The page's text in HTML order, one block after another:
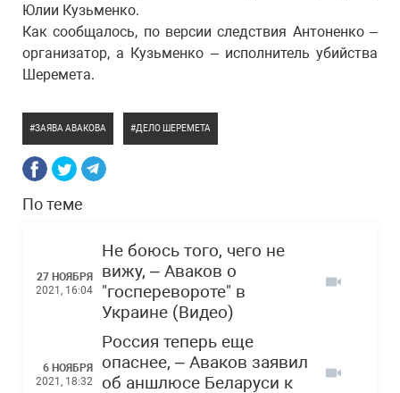
Юлии Кузьменко.
Как сообщалось, по версии следствия Антоненко –
организатор, а Кузьменко – исполнитель убийства
Шеремета.
ЗАЯВА АВАКОВА ДЕЛО ШЕРЕМЕТА
По теме
27 НОЯБРЯ
2021, 16:04
Не боюсь того, чего не
вижу, – Аваков о
"госперевороте" в
Украине (Видео)
6 НОЯБРЯ
2021, 18:32
Россия теперь еще
опаснее, – Аваков заявил
об аншлюсе Беларуси к